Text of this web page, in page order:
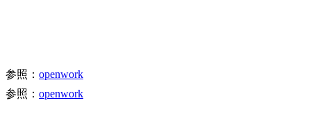
参照： openwork
参照： openwork